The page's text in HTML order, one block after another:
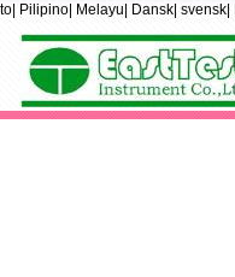
to| Pilipino| Melayu| Dansk| svensk|